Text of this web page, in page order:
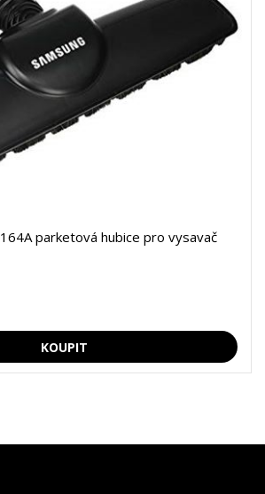
parketová hubice pro vysavač